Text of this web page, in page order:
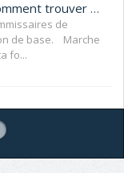
[FAQ] Je suis mestre de camp, comment trouver mes stagiaires et leurs avis sur Sycomore ?
de
de base. Marche
fo...